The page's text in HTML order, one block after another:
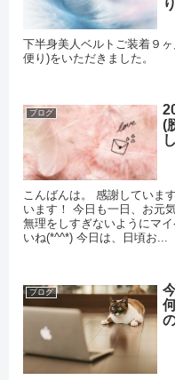
下半身美人ベルトご装着９
便り)をいただきました。
ブログ
(
こんばんは。 感謝していま
います！ 今日も一日、お元
無理をしすぎないようにマ
いね(*^^*) 今日は、日頃お...
ブログ